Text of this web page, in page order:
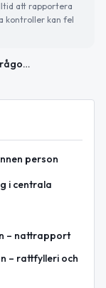
att rapportera
kontroller kan fel
Gråväder och aktuella frågor om demokrati och säkerhet
person
i centrala
– nattrapport
– rattfylleri och